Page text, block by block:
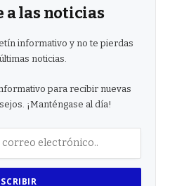
a las noticias
informativo y no te pierdas
noticias.
para recibir nuevas
¡Manténgase al día!